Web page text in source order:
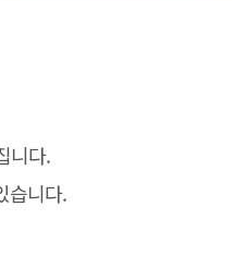
니다.
습니다.